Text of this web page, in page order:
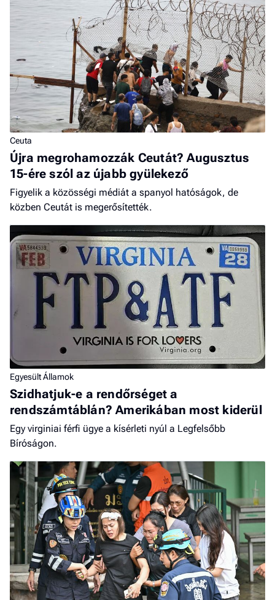
Ceuta
Újra megrohamozzák Ceutát? Augusztus
15-ére szól az újabb gyülekező
Figyelik a közösségi médiát a spanyol hatóságok, de
közben Ceutát is megerősítették.
Egyesült Államok
Szidhatjuk-e a rendőrséget a
rendszámtáblán? Amerikában most kiderül
Egy virginiai férfi ügye a kísérleti nyúl a Legfelsőbb
Bíróságon.